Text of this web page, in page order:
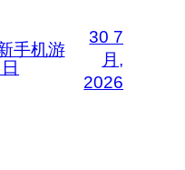
手机游
30 7
月,
2026